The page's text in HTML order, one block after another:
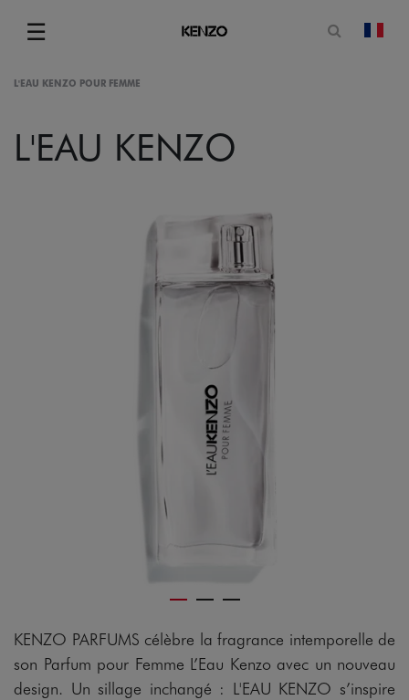
☰
Menu
Ouvrir
L'EAU KENZO POUR FEMME
L'EAU KENZO
KENZO PARFUMS célèbre la fragrance intemporelle de
son Parfum pour Femme L’Eau Kenzo avec un nouveau
design. Un sillage inchangé : L'EAU KENZO s’inspire